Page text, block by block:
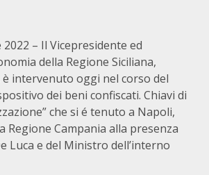
2022 – Il Vicepresidente ed
della Regione Siciliana,
è intervenuto oggi nel corso del
dei beni confiscati. Chiavi di
che si é tenuto a Napoli,
Regione Campania alla presenza
Luca e del Ministro dell’interno